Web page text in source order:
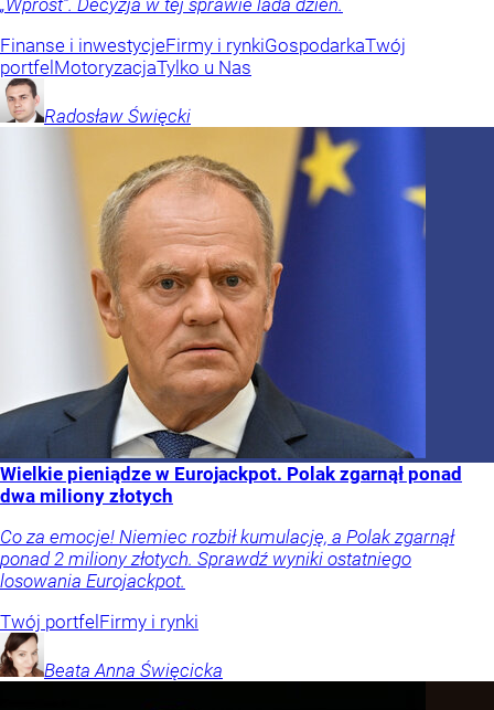
„Wprost”. Decyzja w tej sprawie lada dzień.
Finanse i inwestycjeFirmy i rynkiGospodarkaTwój
portfel MotoryzacjaTylko u Nas
Radosław Święcki
Wielkie pieniądze w Eurojackpot. Polak zgarnął ponad
dwa miliony złotych
Co za emocje! Niemiec rozbił kumulację, a Polak zgarnął
ponad 2 miliony złotych. Sprawdź wyniki ostatniego
losowania Eurojackpot.
Twój portfel Firmy i rynki
Beata Anna Święcicka